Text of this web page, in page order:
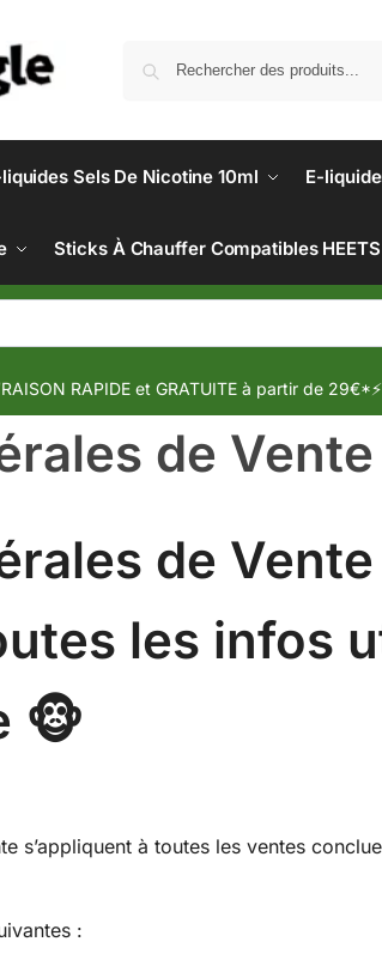
Sels De Nicotine 10ml E-
Sticks À Chauffer Compatibles HEETS
RAPIDE et GRATUITE à partir de
de
de
les infos
🐵
s’appliquent à toutes les ventes
: